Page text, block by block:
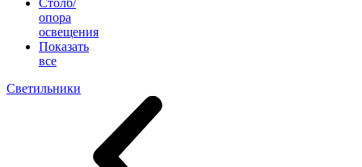
Столб/
опора
освещения
Показать
все
Светильники